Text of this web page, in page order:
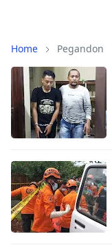
Home Pegandon